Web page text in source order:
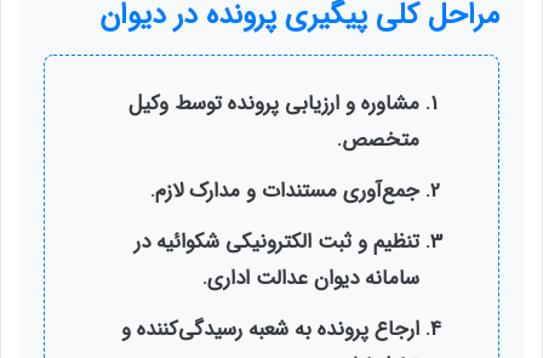
مراحل کلی پیگیری پرونده در دیوان
مشاوره و ارزیابی پرونده توسط وکیل
متخصص.
جمع‌آوری مستندات و مدارک لازم.
تنظیم و ثبت الکترونیکی شکوائیه در
سامانه دیوان عدالت اداری.
ارجاع پرونده به شعبه رسیدگی‌کننده و